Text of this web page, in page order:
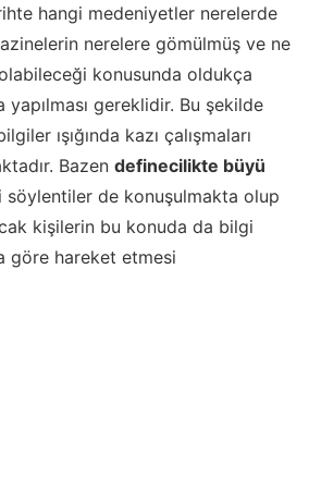
hangi medeniyetler nerelerde
nerelere gömülmüş ve ne
konusunda oldukça
yapılması gereklidir. Bu şekilde
ışığında kazı çalışmaları
Bazen definecilikte büyü
de konuşulmakta olup
kişilerin bu konuda da bilgi
göre hareket etmesi